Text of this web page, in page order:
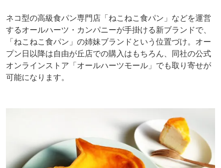
ネコ型の高級食パン専門店「ねこねこ食パン」などを運営
するオールハーツ・カンパニーが手掛ける新ブランドで、
「ねこねこ食パン」の姉妹ブランドという位置づけ。オー
プン日以降は自由が丘店での購入はもちろん、同社の公式
オンラインストア「オールハーツモール」でも取り寄せが
可能になります。